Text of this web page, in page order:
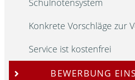
Schulnotensystem
Konkrete Vorschläge zur
Service ist kostenfrei
BEWERBUNG